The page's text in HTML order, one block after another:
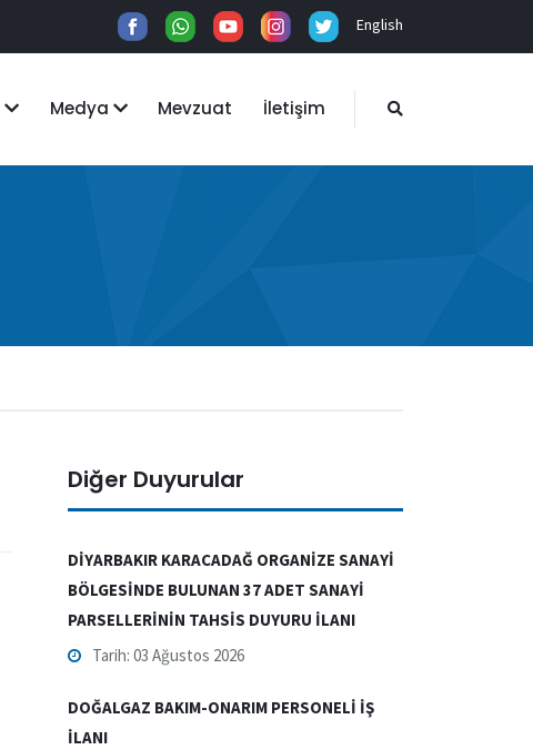
English
Medya Mevzuat İletişim
Diğer Duyurular
DİYARBAKIR KARACADAĞ ORGANİZE SANAYİ
BÖLGESİNDE BULUNAN 37 ADET SANAYİ
PARSELLERİNİN TAHSİS DUYURU İLANI
Tarih: 03 Ağustos 2026
DOĞALGAZ BAKIM-ONARIM PERSONELİ İŞ
İLANI